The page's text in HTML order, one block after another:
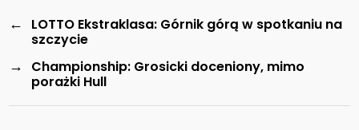
←
LOTTO Ekstraklasa: Górnik górą w spotkaniu na
szczycie
→
Championship: Grosicki doceniony, mimo
porażki Hull